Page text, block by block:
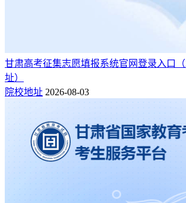
甘肃高考征集志愿填报系统官网登录入口（
址）
院校地址 2026-08-03